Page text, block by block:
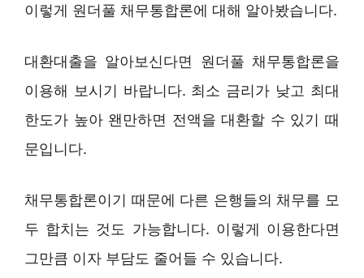
이렇게 원더풀 채무통합론에 대해 알아봤습니다.
대환대출을 알아보신다면 원더풀 채무통합론을
이용해 보시기 바랍니다. 최소 금리가 낮고 최대
한도가 높아 왠만하면 전액을 대환할 수 있기 때
문입니다.
채무통합론이기 때문에 다른 은행들의 채무를 모
두 합치는 것도 가능합니다. 이렇게 이용한다면
그만큼 이자 부담도 줄어들 수 있습니다.